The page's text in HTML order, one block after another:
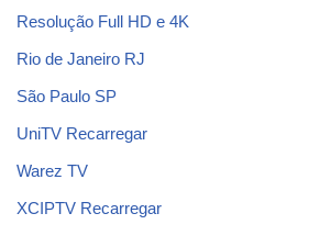
Resolução Full HD e 4K
Rio de Janeiro RJ
São Paulo SP
UniTV Recarregar
Warez TV
XCIPTV Recarregar